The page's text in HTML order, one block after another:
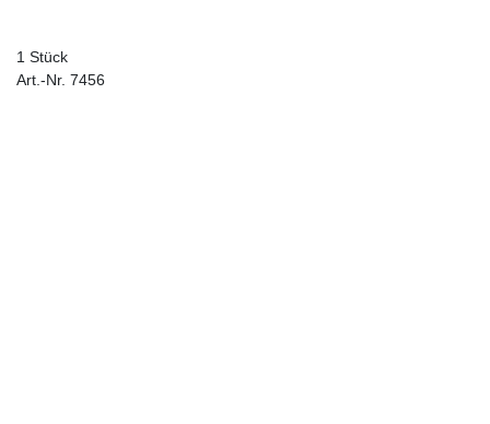
1 Stück
Art.-Nr. 7456